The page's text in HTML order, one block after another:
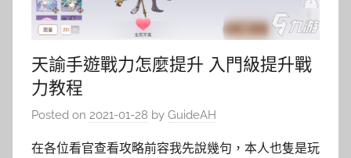
天諭手遊戰力怎麼提升 入門級提升戰
力教程
Posted on 2021-01-28 by GuideAH
在各位看官查看攻略前容我先說幾句，本人也隻是玩